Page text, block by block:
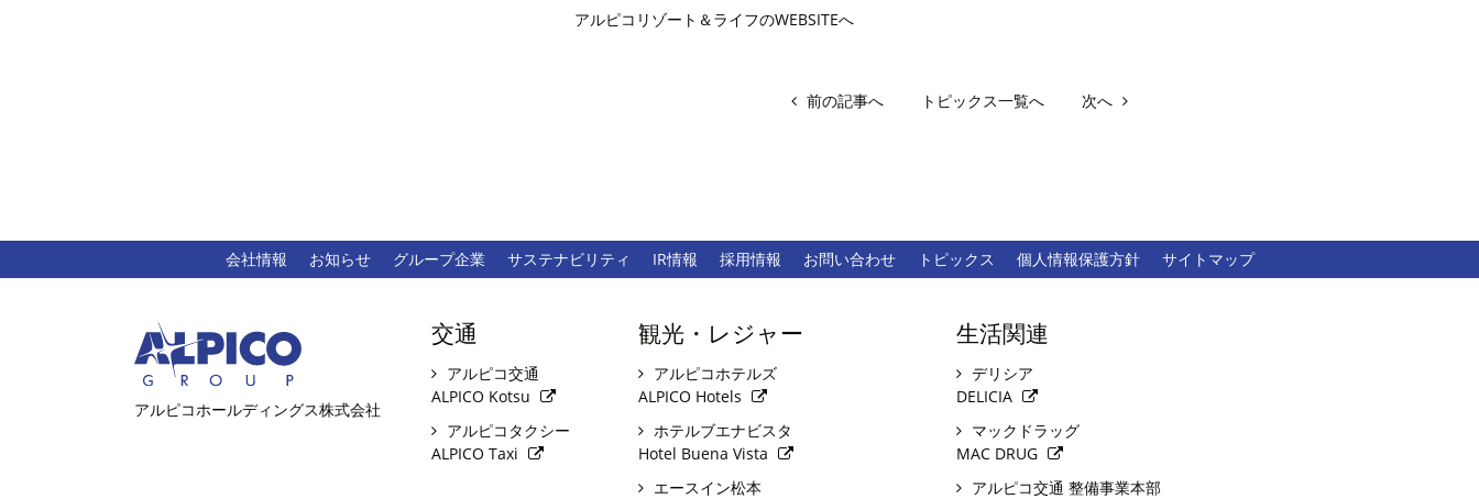
アルピコリゾート＆ライフのWEBSITEへ
前の記事へ トピックス一覧へ 次へ
会社情報 お知らせ グループ企業 サステナビリティ IR情報 採用情報 お問い合わせ トピックス 個人情報保護方針 サイトマップ
アルピコホールディングス株式会社
交通
アルピコ交通
ALPICO Kotsu
アルピコタクシー
ALPICO Taxi
観光・レジャー
アルピコホテルズ
ALPICO Hotels
ホテルブエナビスタ
Hotel Buena Vista
エースイン松本
生活関連
デリシア
DELICIA
マックドラッグ
MAC DRUG
アルピコ交通 整備事業本部